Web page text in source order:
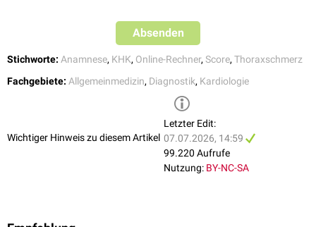
Absenden
Stichworte: Anamnese, KHK, Online-Rechner, Score, Thoraxschmerz
Fachgebiete: Allgemeinmedizin, Diagnostik, Kardiologie
Wichtiger Hinweis zu diesem Artikel
Letzter Edit:
07.07.2026, 14:59
99.220 Aufrufe
Nutzung: BY-NC-SA